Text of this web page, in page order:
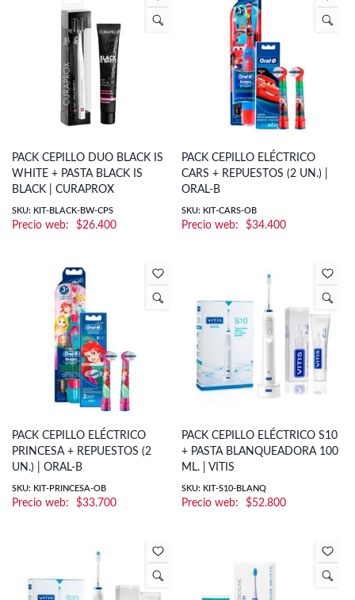
PACK CEPILLO DUO BLACK IS
WHITE + PASTA BLACK IS
BLACK | CURAPROX
SKU: KIT-BLACK-BW-CPS
$26.400
PACK CEPILLO ELÉCTRICO
CARS + REPUESTOS (2 UN.) |
ORAL-B
SKU: KIT-CARS-OB
$34.400
PACK CEPILLO ELÉCTRICO
PRINCESA + REPUESTOS (2
UN.) | ORAL-B
SKU: KIT-PRINCESA-OB
$33.700
PACK CEPILLO ELÉCTRICO S10
+ PASTA BLANQUEADORA 100
ML. | VITIS
SKU: KIT-S10-BLANQ
$52.800